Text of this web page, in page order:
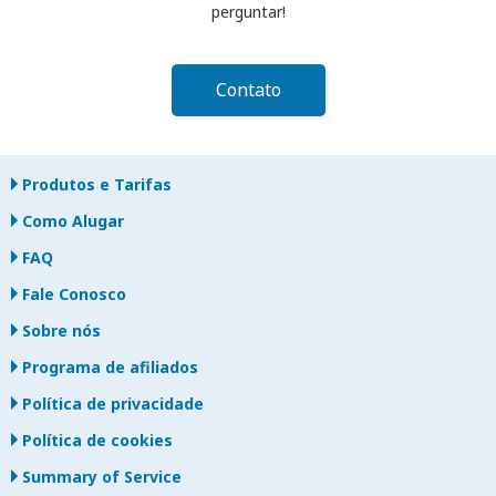
perguntar!
Contato
Produtos e Tarifas
Como Alugar
FAQ
Fale Conosco
Sobre nós
Programa de afiliados
Política de privacidade
Política de cookies
Summary of Service